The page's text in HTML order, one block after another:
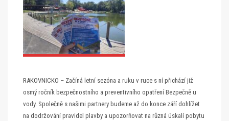
RAKOVNICKO – Začíná letní sezóna a ruku v ruce s ní přichází již
osmý ročník bezpečnostního a preventivního opatření Bezpečně u
vody. Společně s našimi partnery budeme až do konce září dohlížet
na dodržování pravidel plavby a upozorňovat na různá úskalí pobytu